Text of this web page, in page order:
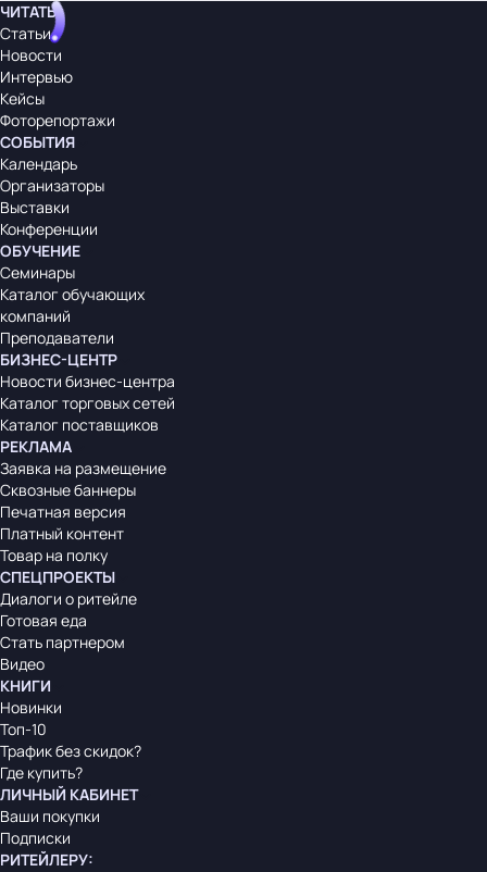
ЧИТАТЬ
Статьи
Новости
Интервью
Кейсы
Фоторепортажи
СОБЫТИЯ
Календарь
Организаторы
Выставки
Конференции
ОБУЧЕНИЕ
Семинары
Каталог обучающих
компаний
Преподаватели
БИЗНЕС-ЦЕНТР
Новости бизнес-центра
Каталог торговых сетей
Каталог поставщиков
РЕКЛАМА
Заявка на размещение
Сквозные баннеры
Печатная версия
Платный контент
Товар на полку
СПЕЦПРОЕКТЫ
Диалоги о ритейле
Готовая еда
Стать партнером
Видео
КНИГИ
Новинки
Топ-10
Трафик без скидок?
Где купить?
ЛИЧНЫЙ КАБИНЕТ
Ваши покупки
Подписки
РИТЕЙЛЕРУ: